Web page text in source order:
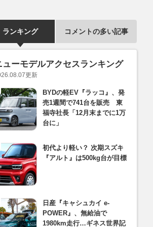
ランキング コメントの多い記事
ューモデルアクセスランキング
更新
BYDの軽EV『ラッコ』、発
売1週間で741台を販売 東
福寺社長「12月末までに1万
台に」
初代より軽い？ 次期スズキ
『アルト』は500kg台が目標
日産『キャシュカイ e-
POWER』、無給油で
1980km走行…ギネス世界記